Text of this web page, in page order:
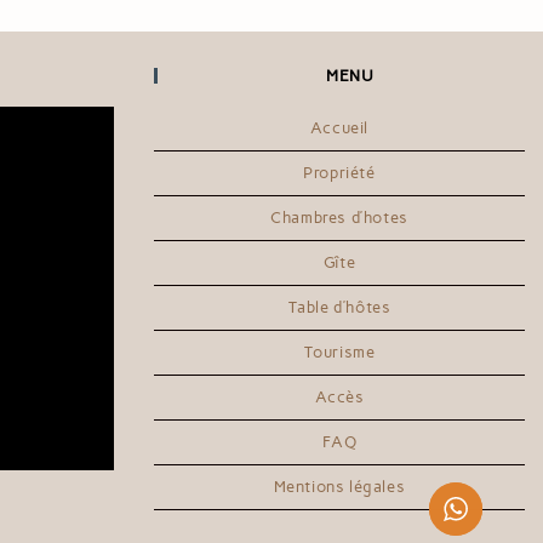
MENU
Accueil
Propriété
Chambres d’hotes
Gîte
Table d’hôtes
Tourisme
Accès
FAQ
Mentions légales